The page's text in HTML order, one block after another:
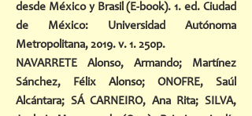
desde México y Brasil (E-book). 1. ed. Ciudad
de México: Universidad Autónoma
Metropolitana, 2019. v. 1. 250p.
NAVARRETE Alonso, Armando; Martínez
Sánchez, Félix Alonso; ONOFRE, Saúl
Alcántara; SÁ CARNEIRO, Ana Rita; SILVA,